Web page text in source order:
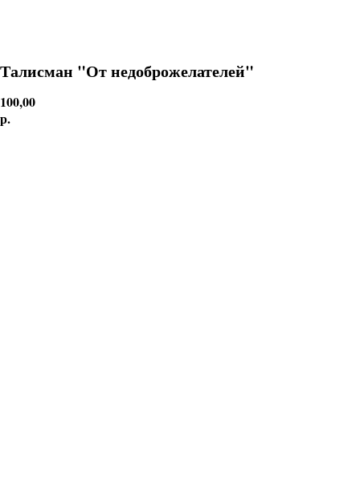
Талисман "От недоброжелателей"
100,00
р.